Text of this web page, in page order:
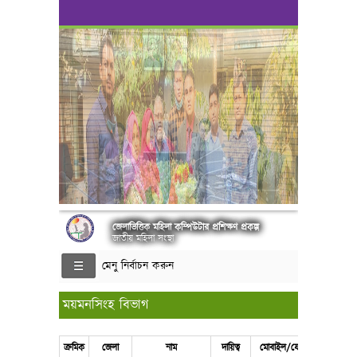
জেলাভিত্তিক মহিলা কম্পিউটার প্রশিক্ষণ প্রকল্প
জাতীয় মহিলা সংস্থা
মেনু নির্বাচন করুন
ময়মনসিংহ বিভাগ
ক্রমিক জেলা নাম দায়িত্ব মোবাইল/ফোন